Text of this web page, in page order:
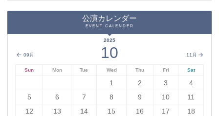
公演カレンダー
EVENT CALENDER
09月 11月
2025
10
Sun Mon Tue Wed Thu Fri Sat
1 2 3
4
5
6 7 8 9 10
11
12
13 14 15 16 17
18